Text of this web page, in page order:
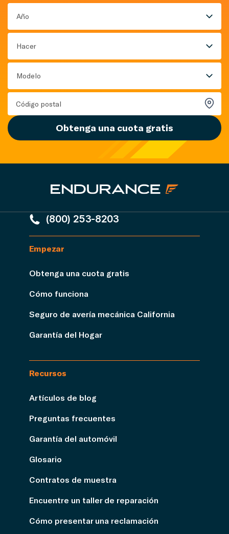
Año
Hacer
Modelo
Obtenga una cuota gratis
(800) 253-8203
Empezar
Obtenga una cuota gratis
Cómo funciona
Seguro de avería mecánica California
Garantía del Hogar
Recursos
Artículos de blog
Preguntas frecuentes
Garantía del automóvil
Glosario
Contratos de muestra
Encuentre un taller de reparación
Cómo presentar una reclamación